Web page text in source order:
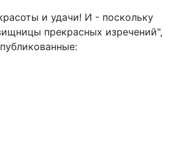
и удачи! И - поскольку
прекрасных изречений",